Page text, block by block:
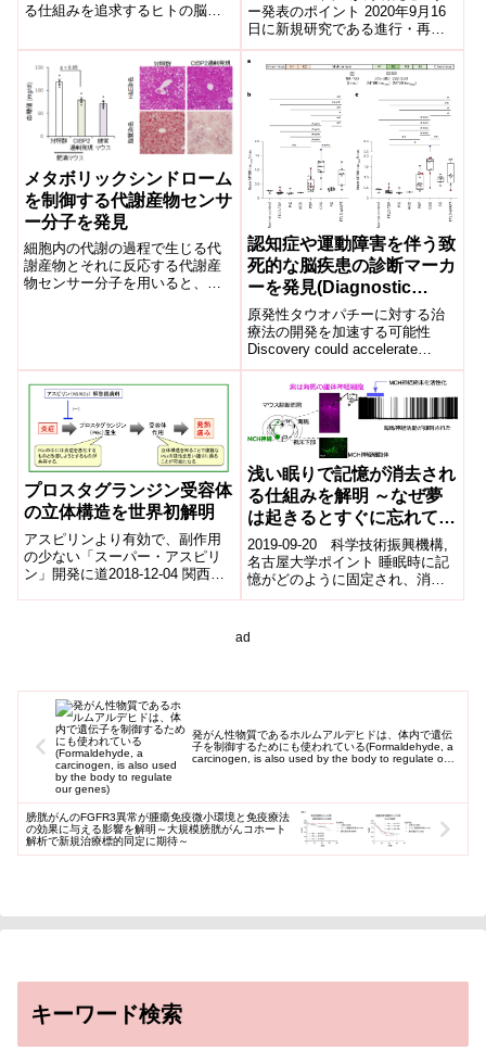
る仕組みを追求するヒトの脳で
いに連絡することで精密な神経
ネットワ...
を開始
ー発表のポイント 2020年9月16
日に新規研究である進行・再発
非小細胞肺がん患者さんを対象
にした、薬物耐性遺伝子スク
メタボリックシンドローム
を制御する代謝産物センサ
ー分子を発見
細胞内の代謝の過程で生じる代
謝産物とそれに反応する代謝産
物センサー分子を用いると、メ
認知症や運動障害を伴う致
死的な脳疾患の診断マーカ
ーを発見(Diagnostic
marker found for deadly
brain disease marked by
dementia, movement
problems)
原発性タウオパチーに対する治
療法の開発を加速する可能性
Discovery could accelerate
progress toward therapies ...
プロスタグランジン受容体
の立体構造を世界初解明
アスピリンより有効で、副作用
の少ない「スーパー・アスピリ
ン」開発に道2018-12-04 関西医
浅い眠りで記憶が消去され
る仕組みを解明 ～なぜ夢
は起きるとすぐに忘れてし
まうのか～
2019-09-20 科学技術振興機構,
名古屋大学ポイント 睡眠時に記
憶がどのように固定され、消去
されるのかその仕組みはよく分
いた...
ad
発がん性物質であるホルムアルデヒドは、体内で遺伝
子を制御するためにも使われている(Formaldehyde, a
carcinogen, is also used by the body to regulate our
膀胱がんのFGFR3異常が腫瘍免疫微小環境と免疫療法
の効果に与える影響を解明～大規模膀胱がんコホート
解析で新規治療標的同定に期待～
キーワード検索